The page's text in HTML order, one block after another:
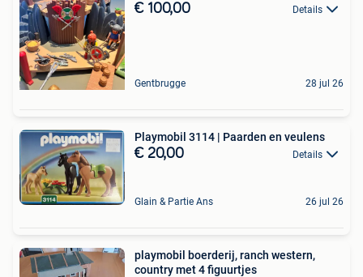
€ 100,00 Details
Gentbrugge 28 jul 26
Playmobil 3114 | Paarden en veulens
€ 20,00 Details
Glain & Partie Ans 26 jul 26
playmobil boerderij, ranch western,
country met 4 figuurtjes